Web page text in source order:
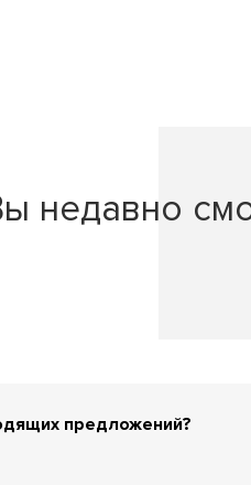
недавно
предложений?